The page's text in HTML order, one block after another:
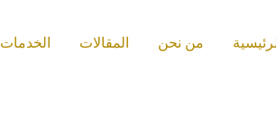
من نحن المقالات الخدمات